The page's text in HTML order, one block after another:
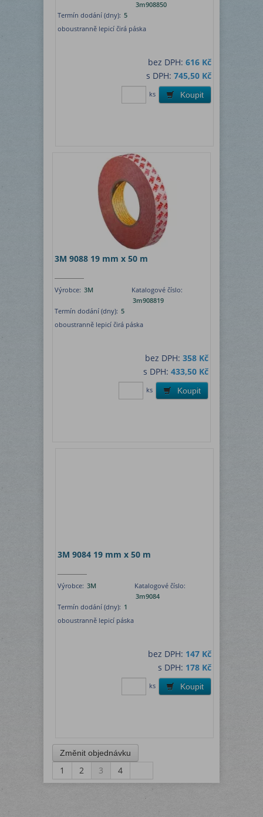
3m908850
Termín dodání (dny): 5
oboustranně lepicí čirá páska
bez DPH:616 Kč
s DPH:745,50 Kč
Koupit
ks
3M 9088 19 mm x 50 m
Výrobce: 3M
Katalogové číslo:
3m908819
Termín dodání (dny): 5
oboustranně lepicí čirá páska
bez DPH: 358 Kč
s DPH: 433,50 Kč
Koupit
ks
3M 9084 19 mm x 50 m
Výrobce: 3M
Katalogové číslo:
3m9084
Termín dodání (dny): 1
oboustranně lepicí páska
bez DPH: 147 Kč
s DPH: 178 Kč
Koupit
ks
1 2 3 4